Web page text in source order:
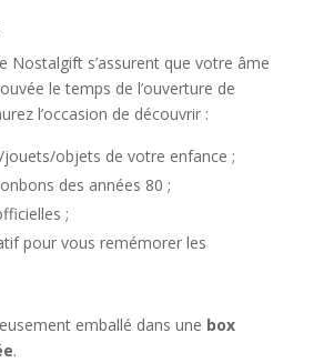
Nostalgift s’assurent que votre âme
le temps de l’ouverture de
l’occasion de découvrir :
objets de votre enfance ;
des années 80 ;
;
pour vous remémorer les
emballé dans une box
.